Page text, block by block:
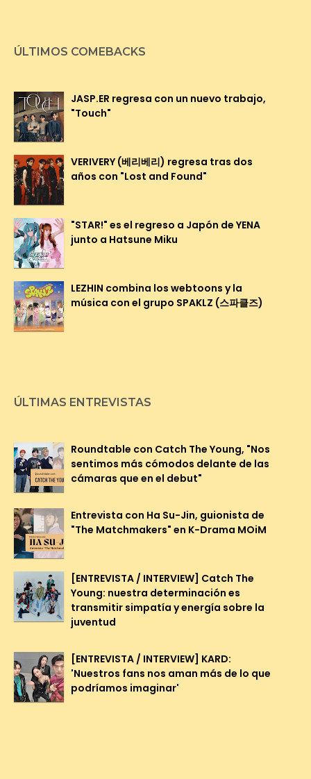
ÚLTIMOS COMEBACKS
JASP.ER regresa con un nuevo trabajo,
"Touch"
VERIVERY (베리베리) regresa tras dos
años con "Lost and Found"
"STAR!" es el regreso a Japón de YENA
junto a Hatsune Miku
LEZHIN combina los webtoons y la
música con el grupo SPAKLZ (스파클즈)
ÚLTIMAS ENTREVISTAS
Roundtable con Catch The Young, "Nos
sentimos más cómodos delante de las
cámaras que en el debut"
Entrevista con Ha Su-Jin, guionista de
"The Matchmakers" en K-Drama MOiM
[ENTREVISTA / INTERVIEW] Catch The
Young: nuestra determinación es
transmitir simpatía y energía sobre la
juventud
[ENTREVISTA / INTERVIEW] KARD:
'Nuestros fans nos aman más de lo que
podríamos imaginar'